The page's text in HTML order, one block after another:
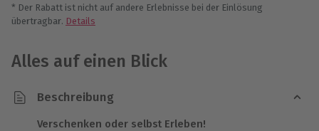
* Der Rabatt ist nicht auf andere Erlebnisse bei der Einlösung
übertragbar. Details
Alles auf einen Blick
Beschreibung
Verschenken oder selbst Erleben!